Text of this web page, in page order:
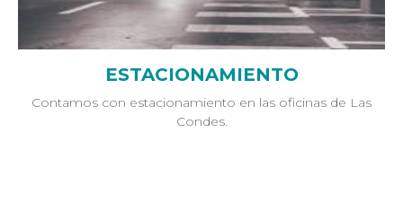
ESTACIONAMIENTO
Contamos con estacionamiento en las oficinas de Las
Condes.